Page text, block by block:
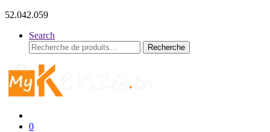
52.042.059
Search
Recherche
pour :
Recherche
0